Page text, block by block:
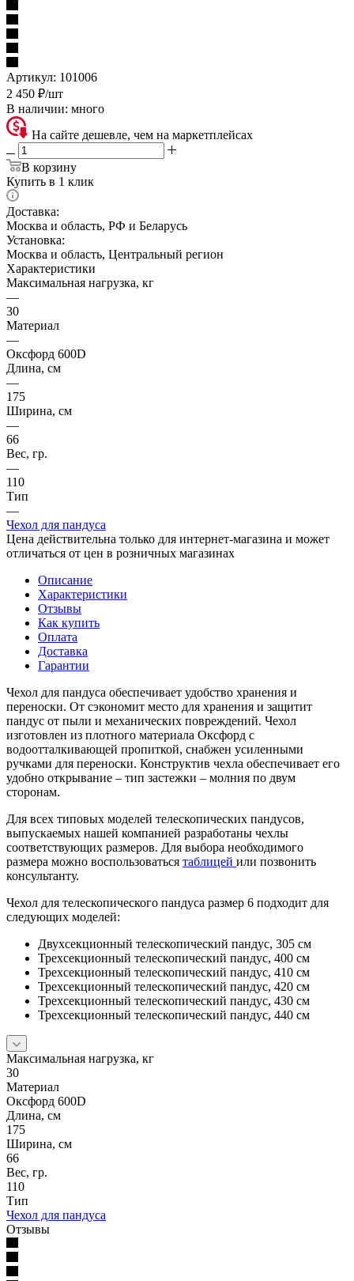
Артикул: 101006
2 450 ₽/шт
В наличии: много
На сайте дешевле, чем на маркетплейсах
В корзину
Купить в 1 клик
Доставка:
Москва и область, РФ и Беларусь
Установка:
Москва и область, Центральный регион
Характеристики
Максимальная нагрузка, кг
—
30
Материал
—
Оксфорд 600D
Длина, см
—
175
Ширина, см
—
66
Вес, гр.
—
110
Тип
—
Чехол для пандуса
Цена действительна только для интернет-магазина и может
отличаться от цен в розничных магазинах
Описание
Характеристики
Отзывы
Как купить
Оплата
Доставка
Гарантии
Чехол для пандуса обеспечивает удобство хранения и
переноски. От сэкономит место для хранения и защитит
пандус от пыли и механических повреждений. Чехол
изготовлен из плотного материала Оксфорд с
водоотталкивающей пропиткой, снабжен усиленными
ручками для переноски. Конструктив чехла обеспечивает его
удобно открывание – тип застежки – молния по двум
сторонам.
Для всех типовых моделей телескопических пандусов,
выпускаемых нашей компанией разработаны чехлы
соответствующих размеров. Для выбора необходимого
размера можно воспользоваться таблицей или позвонить
консультанту.
Чехол для телескопического пандуса размер 6 подходит для
следующих моделей:
Двухсекционный телескопический пандус, 305 см
Трехсекционный телескопический пандус, 400 см
Трехсекционный телескопический пандус, 410 см
Трехсекционный телескопический пандус, 420 см
Трехсекционный телескопический пандус, 430 см
Трехсекционный телескопический пандус, 440 см
Максимальная нагрузка, кг
30
Материал
Оксфорд 600D
Длина, см
175
Ширина, см
66
Вес, гр.
110
Тип
Чехол для пандуса
Отзывы